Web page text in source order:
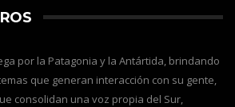
por la Patagonia y la Antártida, brindando
que generan interacción con su gente,
consolidan una voz propia del Sur,